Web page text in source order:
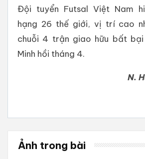
Đội tuyển Futsal Việt Nam
hạng 26 thế giới, vị trí cao
chuỗi 4 trận giao hữu bất
Minh hồi tháng 4.
N.
Ảnh trong bài